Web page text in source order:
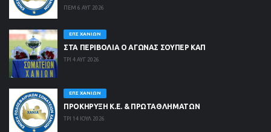
ΠΕΜ 6 ΑΥΓ 2026
ΕΠΣ ΧΑΝΊΩΝ
ΣΤΑ ΠΕΡΙΒΟΛΙΑ Ο ΑΓΩΝΑΣ ΣΟΥΠΕΡ ΚΑΠ
ΤΡΙ 4 ΑΥΓ 2026
ΕΠΣ ΧΑΝΊΩΝ
ΠΡΟΚΗΡΥΞΗ Κ.Ε. & ΠΡΩΤΑΘΛΗΜΑΤΩΝ
ΤΡΙ 14 ΙΟΥΛ 2026